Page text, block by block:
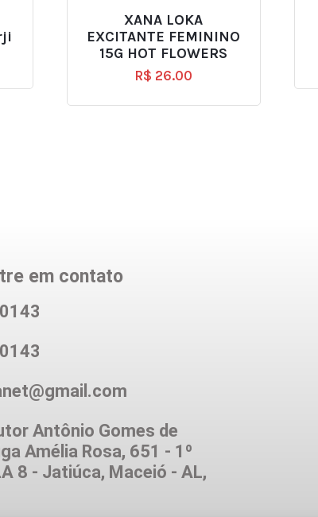
XANA LOKA
EXCITANTE FEMININO
15G HOT FLOWERS
R$ 26.00
em contato
Antônio Gomes de
Amélia Rosa, 651 - 1º
8 - Jatiúca, Maceió - AL,